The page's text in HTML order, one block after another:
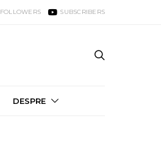
FOLLOWERS SUBSCRIBERS
DESPRE